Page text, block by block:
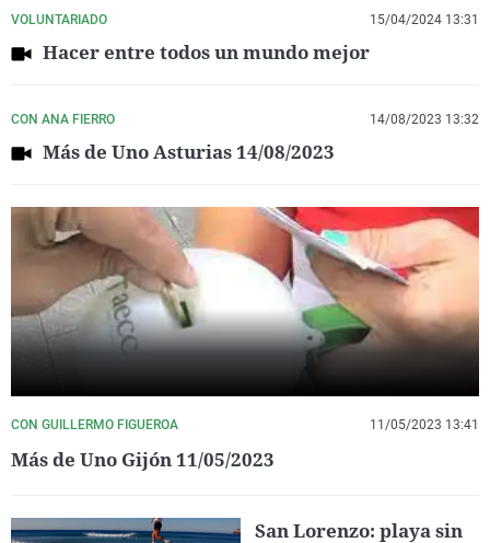
VOLUNTARIADO 15/04/2024 13:31
Hacer entre todos un mundo mejor
CON ANA FIERRO 14/08/2023 13:32
Más de Uno Asturias 14/08/2023
CON GUILLERMO FIGUEROA 11/05/2023 13:41
Más de Uno Gijón 11/05/2023
San Lorenzo: playa sin